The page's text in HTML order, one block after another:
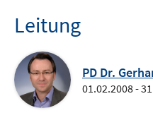
Leitung
PD Dr.
01.02.2008 -